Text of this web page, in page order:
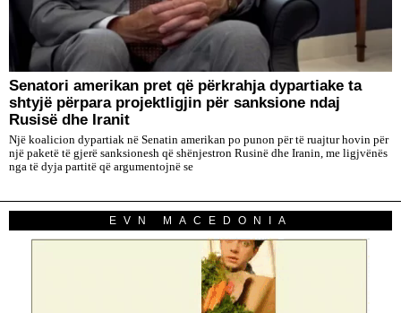
Senatori amerikan pret që përkrahja dypartiake ta
shtyjë përpara projektligjin për sanksione ndaj
Rusisë dhe Iranit
Një koalicion dypartiak në Senatin amerikan po punon për të ruajtur hovin për
një paketë të gjerë sanksionesh që shënjestron Rusinë dhe Iranin, me ligjvënës
nga të dyja partitë që argumentojnë se
EVN MACEDONIA